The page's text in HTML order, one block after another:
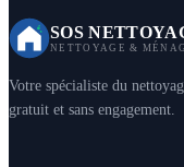
SOS
NETTOYAGE &
Votre spécialiste du
gratuit et sans engagement.